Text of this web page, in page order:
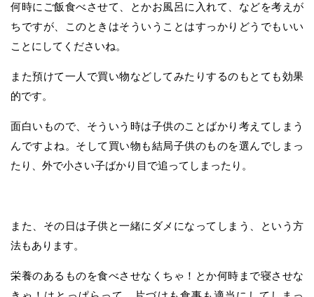
何時にご飯食べさせて、とかお風呂に入れて、などを考えが
ちですが、このときはそういうことはすっかりどうでもいい
ことにしてくださいね。
また預けて一人で買い物などしてみたりするのもとても効果
的です。
面白いもので、そういう時は子供のことばかり考えてしまう
んですよね。そして買い物も結局子供のものを選んでしまっ
たり、外で小さい子ばかり目で追ってしまったり。
また、その日は子供と一緒にダメになってしまう、という方
法もあります。
栄養のあるものを食べさせなくちゃ！とか何時まで寝させな